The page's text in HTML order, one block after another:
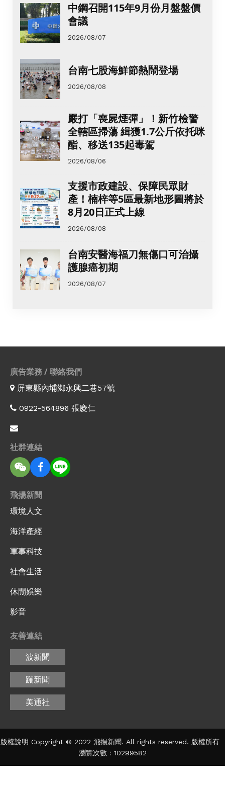
中鋼召開115年9月份月盤盤價
會議
2026/08/07
台南七股海鮮節熱鬧登場
2026/08/08
嚴打「喪屍煙彈」！新竹檢警
全轄區掃蕩 緝獲1.7公斤依托咪
酯、移送135起毒駕
2026/08/06
支援市政建設、保障民眾財
產！楠梓等5區最新地形圖將於
8月20日正式上線
2026/08/08
台南安醫海福刀無傷口可治攝
護腺癌初期
2026/08/07
廣告業務 / 聯絡我們
屏東縣內埔鄉永興二巷57號
0922-564896 張慶仁
社群連結
飛揚新聞
環境人文
海洋產經
軍事科技
社會生活
休閒娛樂
影音
友善連結
波新聞
蹦新聞
美通社
版權說明 Copyright © 2022 飛揚新聞. All rights reserved. 版權所有
瀏覽次數：10299582